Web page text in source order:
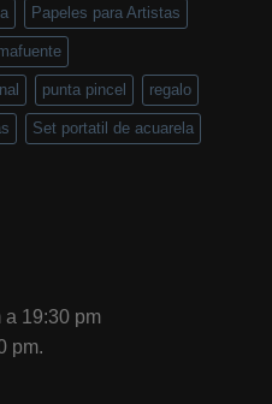
Papeles para Artistas
punta pincel regalo
Set portatil de acuarela
a 19:30 pm
pm.